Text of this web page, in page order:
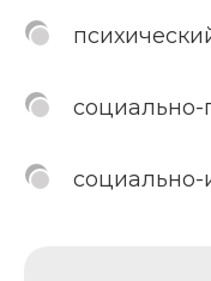
социально-
социально-